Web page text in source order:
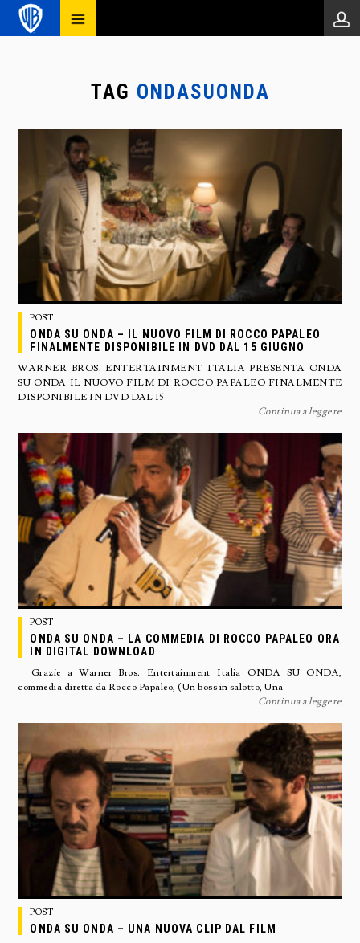
TAG ONDASUONDA
POST
ONDA SU ONDA – IL NUOVO FILM DI ROCCO PAPALEO
FINALMENTE DISPONIBILE IN DVD DAL 15 GIUGNO
WARNER BROS. ENTERTAINMENT ITALIA PRESENTA ONDA
SU ONDA IL NUOVO FILM DI ROCCO PAPALEO FINALMENTE
DISPONIBILE IN DVD DAL 15
Continua a leggere
POST
ONDA SU ONDA – LA COMMEDIA DI ROCCO PAPALEO ORA
IN DIGITAL DOWNLOAD
Grazie a Warner Bros. Entertainment Italia ONDA SU ONDA,
commedia diretta da Rocco Papaleo, (Un boss in salotto, Una
Continua a leggere
POST
ONDA SU ONDA – UNA NUOVA CLIP DAL FILM